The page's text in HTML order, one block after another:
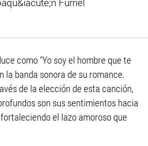
como "Yo soy el hombre que te
la banda sonora de su romance.
de la elección de esta canción,
son sus sentimientos hacia
el lazo amoroso que